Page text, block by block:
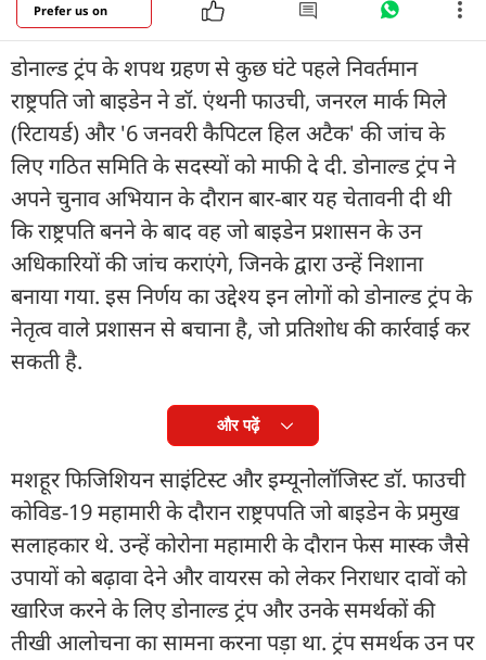
Prefer us on
डोनाल्ड ट्रंप के शपथ ग्रहण से कुछ घंटे पहले निवर्तमान
राष्ट्रपति जो बाइडेन ने डॉ. एंथनी फाउची, जनरल मार्क मिले
(रिटायर्ड) और '6 जनवरी कैपिटल हिल अटैक' की जांच के
लिए गठित समिति के सदस्यों को माफी दे दी. डोनाल्ड ट्रंप ने
अपने चुनाव अभियान के दौरान बार-बार यह चेतावनी दी थी
कि राष्ट्रपति बनने के बाद वह जो बाइडेन प्रशासन के उन
अधिकारियों की जांच कराएंगे, जिनके द्वारा उन्हें निशाना
बनाया गया. इस निर्णय का उद्देश्य इन लोगों को डोनाल्ड ट्रंप के
नेतृत्व वाले प्रशासन से बचाना है, जो प्रतिशोध की कार्रवाई कर
सकती है.
और पढ़ें
मशहूर फिजिशियन साइंटिस्ट और इम्यूनोलॉजिस्ट डॉ. फाउची
कोविड-19 महामारी के दौरान राष्ट्रपपति जो बाइडेन के प्रमुख
सलाहकार थे. उन्हें कोरोना महामारी के दौरान फेस मास्क जैसे
उपायों को बढ़ावा देने और वायरस को लेकर निराधार दावों को
खारिज करने के लिए डोनाल्ड ट्रंप और उनके समर्थकों की
तीखी आलोचना का सामना करना पड़ा था. ट्रंप समर्थक उन पर